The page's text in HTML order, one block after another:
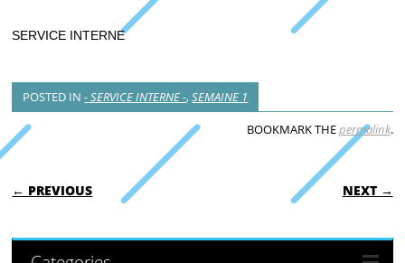
SERVICE INTERNE
POSTED IN- SERVICE INTERNE -,SEMAINE 1
BOOKMARK THEpermalink.
POST NAVIGATION
← PREVIOUS NEXT →